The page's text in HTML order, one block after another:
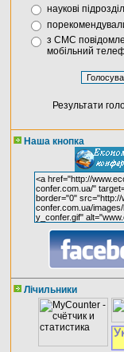
наукові
з СМС
мобільний
Результати
Наша кнопка
Лічильники